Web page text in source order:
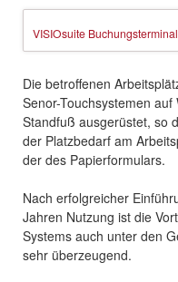
VISIOsuite Buchungsterminal
Die betroffenen
Senor-Touchsystemen
Standfuß ausgerüstet, so
der Platzbedarf am
der des Papierformulars.
Nach erfolgreicher
Jahren Nutzung ist die
Systems auch unter den
sehr überzeugend.